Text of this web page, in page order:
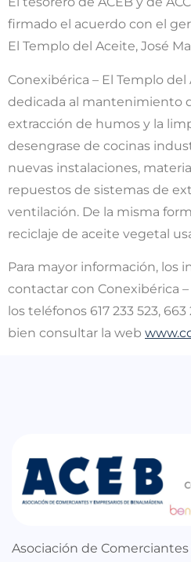
firmado el acuerdo con el
El Templo del Aceite, José
Conexibérica – El Templo
dedicada al mantenimiento
extracción de humos y la
desengrase de cocinas
nuevas instalaciones,
repuestos de sistemas de
ventilación. De la misma
reciclaje de aceite vegetal
Para mayor información, los
contactar con Conexibérica
los teléfonos 617 233 523, 663
bien consultar la web
Asociación de